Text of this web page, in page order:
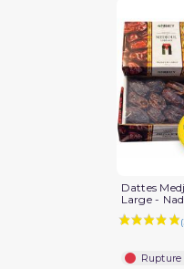
Dattes
Large -